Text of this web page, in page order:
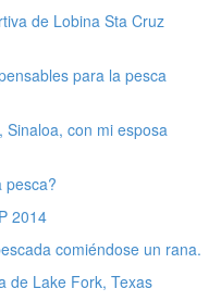
de Lobina Sta Cruz
para la pesca
Sinaloa, con mi esposa
pesca?
2014
comiéndose un rana.
de Lake Fork, Texas